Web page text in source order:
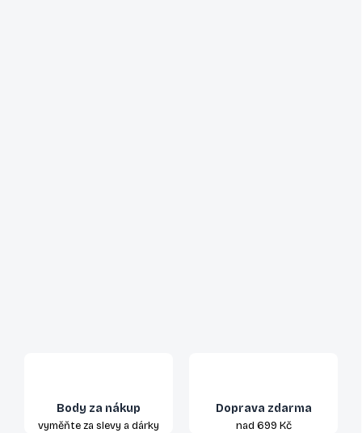
Body za nákup
vyměňte za slevy a dárky
Doprava zdarma
nad 699 Kč